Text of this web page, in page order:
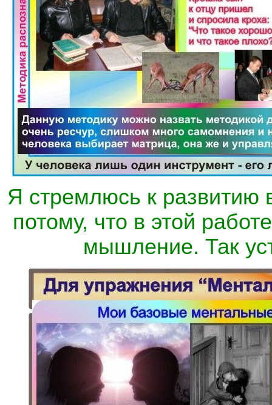
Я стремлюсь к
потому, что в этой
мышление. Так